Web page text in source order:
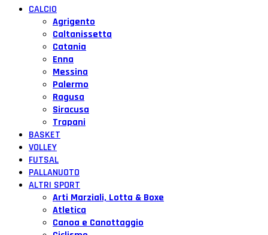
CALCIO
Agrigento
Caltanissetta
Catania
Enna
Messina
Palermo
Ragusa
Siracusa
Trapani
BASKET
VOLLEY
FUTSAL
PALLANUOTO
ALTRI SPORT
Arti Marziali, Lotta & Boxe
Atletica
Canoa e Canottaggio